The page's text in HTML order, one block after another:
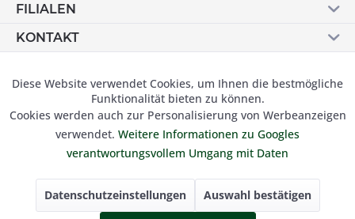
FILIALEN
KONTAKT
© 2019 Besser Gehen Schockmann GmbH. Alle Preise inkl.
der gesetzl. MwSt und zzgl.Versandkosten.
Funktionale Aktiv
Marketing Inaktiv
Tracking Inaktiv
Diese Website verwendet Cookies, um Ihnen die bestmögliche
Funktionalität bieten zu können.
Cookies werden auch zur Personalisierung von Werbeanzeigen
verwendet. Weitere Informationen zu Googles
verantwortungsvollem Umgang mit Daten
Datenschutzeinstellungen Auswahl bestätigen